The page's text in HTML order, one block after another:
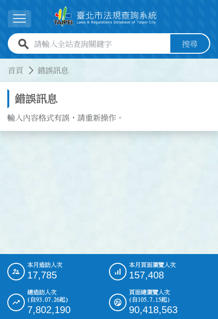
展開選單
全站查詢關鍵字欄位 搜尋
首頁 錯誤訊息
錯誤訊息
輸入內容格式有誤，請重新操作。
::: 本月造訪人次
17,785
本月頁面瀏覽人次
157,408
總造訪人次
(自93.07.26起)
7,802,190
頁面總瀏覽人次
(自105.7.15起)
90,418,563